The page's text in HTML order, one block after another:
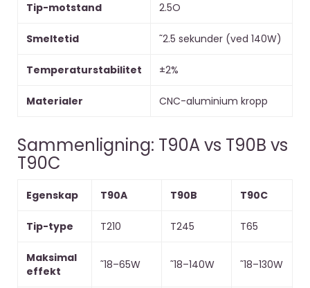
Tip-motstand 2.5O
Smeltetid ˜2.5 sekunder (ved 140W)
Temperaturstabilitet ±2%
Materialer CNC-aluminium kropp
Sammenligning: T90A vs T90B vs
T90C
Egenskap T90A T90B T90C
Tip-type T210 T245 T65
Maksimal
effekt
˜18–65W ˜18–140W ˜18–130W